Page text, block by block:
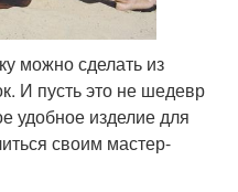
можно сделать из
И пусть это не шедевр
удобное изделие для
своим мастер-